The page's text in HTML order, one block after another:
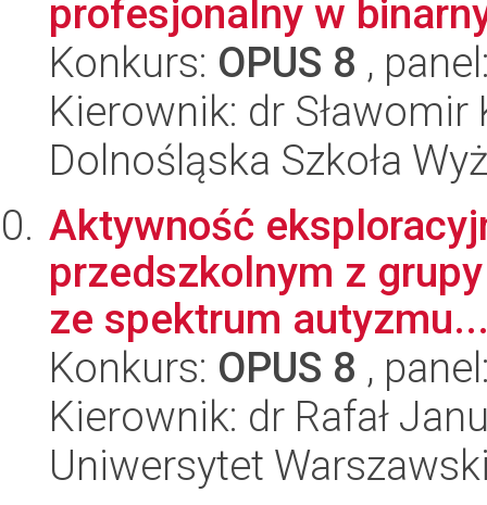
profesjonalny w
Konkurs: OPUS 8 ,
Kierownik: dr Sławomir
Dolnośląska Szkoła
Aktywność
przedszkolnym z
ze spektrum
Konkurs: OPUS 8 ,
Kierownik: dr Rafał
Uniwersytet